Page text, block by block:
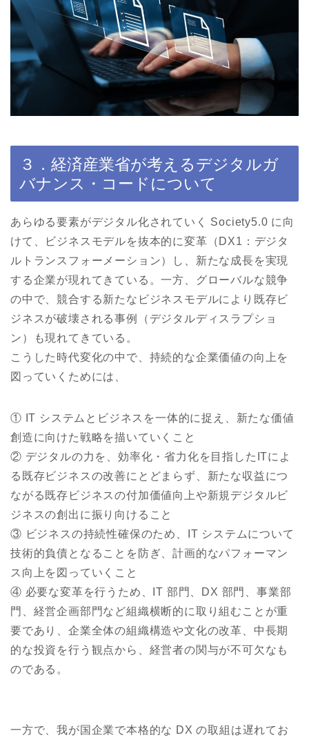
３．経済産業省が考えるデジタルガ
バナンス・コードについて
あらゆる要素がデジタル化されていく Society5.0 に向
けて、ビジネスモデルを抜本的に変革（DX1：デジタ
ルトランスフォーメーション）し、新たな成長を実現
する企業が現れてきている。一方、グローバルな競争
の中で、競合する新たなビジネスモデルにより既存ビ
ジネスが破壊される事例（デジタルディスラプショ
ン）も現れてきている。
こうした時代変化の中で、持続的な企業価値の向上を
図っていくためには、
① IT システムとビジネスを一体的に捉え、新たな価値
創造に向けた戦略を描いていくこと
② デジタルの力を、効率化・省力化を目指したITによ
る既存ビジネスの改善にとどまらず、新たな収益につ
ながる既存ビジネスの付加価値向上や新規デジタルビ
ジネスの創出に振り向けること
③ ビジネスの持続性確保のため、IT システムについて
技術的負債となることを防ぎ、計画的なパフォーマン
ス向上を図っていくこと
④ 必要な変革を行うため、IT 部門、DX 部門、事業部
門、経営企画部門など組織横断的に取り組むことが重
要であり、企業全体の組織構造や文化の改革、中長期
的な投資を行う観点から、経営者の関与が不可欠なも
のである。
一方で、我が国企業で本格的な DX の取組は遅れてお